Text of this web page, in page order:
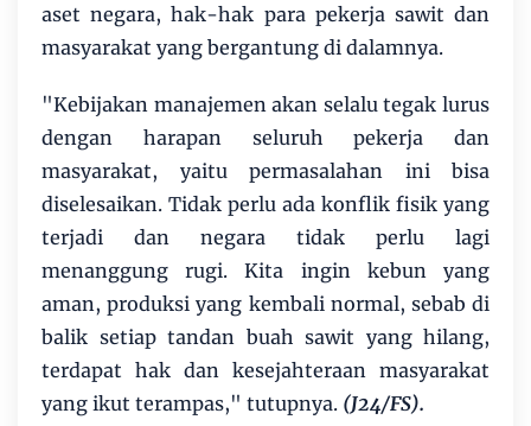
aset negara, hak-hak para pekerja sawit dan
masyarakat yang bergantung di dalamnya.
"Kebijakan manajemen akan selalu tegak lurus
dengan harapan seluruh pekerja dan
masyarakat, yaitu permasalahan ini bisa
diselesaikan. Tidak perlu ada konflik fisik yang
terjadi dan negara tidak perlu lagi
menanggung rugi. Kita ingin kebun yang
aman, produksi yang kembali normal, sebab di
balik setiap tandan buah sawit yang hilang,
terdapat hak dan kesejahteraan masyarakat
yang ikut terampas," tutupnya. (J24/FS).